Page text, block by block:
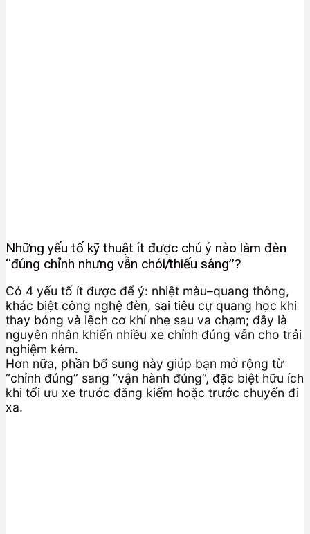
Những yếu tố kỹ thuật ít được chú ý nào làm đèn
“đúng chỉnh nhưng vẫn chói/thiếu sáng”?
Có 4 yếu tố ít được để ý: nhiệt màu–quang thông,
khác biệt công nghệ đèn, sai tiêu cự quang học khi
thay bóng và lệch cơ khí nhẹ sau va chạm; đây là
nguyên nhân khiến nhiều xe chỉnh đúng vẫn cho trải
nghiệm kém.
Hơn nữa, phần bổ sung này giúp bạn mở rộng từ
“chỉnh đúng” sang “vận hành đúng”, đặc biệt hữu ích
khi tối ưu xe trước đăng kiểm hoặc trước chuyến đi
xa.